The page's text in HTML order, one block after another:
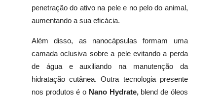
penetração do ativo na pele e no pelo do animal,
aumentando a sua eficácia.
Além disso, as nanocápsulas formam uma
camada oclusiva sobre a pele evitando a perda
de água e auxiliando na manutenção da
hidratação cutânea. Outra tecnologia presente
nos produtos é o Nano Hydrate,blend de óleos